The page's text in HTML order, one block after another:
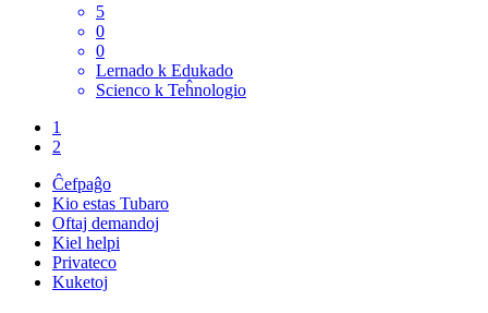
5
0
0
Lernado k Edukado
Scienco k Teĥnologio
1
2
Ĉefpaĝo
Kio estas Tubaro
Oftaj demandoj
Kiel helpi
Privateco
Kuketoj